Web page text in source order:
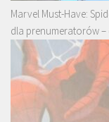
Marvel Must-Have:
dla prenumeratorów –